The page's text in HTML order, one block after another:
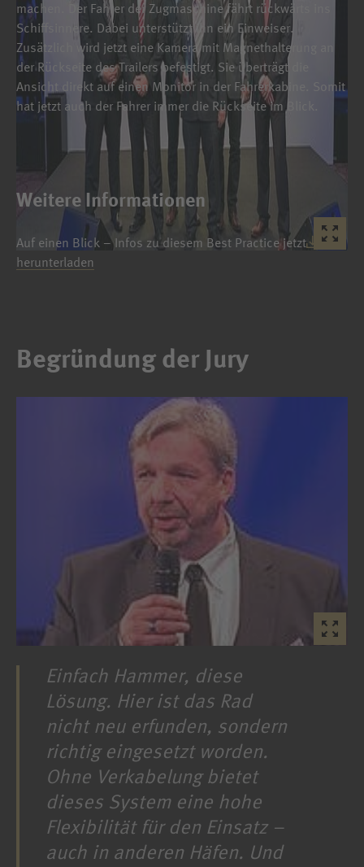
machen. Der Fahrer der Zugmaschine fährt rückwärts ins
Schiffsinnere. Dabei unterstützt ihn ein Einweiser.
Zusätzlich wird jetzt eine Kamera mit Magnethalterung an
der Rückseite des Trailers befestigt. Sie überträgt die
Ansicht direkt auf einen Monitor in der Fahrerkabine. Somit
hat jetzt auch der Fahrer immer die Rückseite im Blick.
Weitere Informationen
Auf einen Blick – Infos zu diesem Best Practice jetzt
herunterladen
Begründung der Jury
Einfach Hammer, diese
Lösung. Hier ist das Rad
nicht neu erfunden, sondern
richtig eingesetzt worden.
Ohne Verkabelung bietet
dieses System eine hohe
Flexibilität für den Einsatz –
auch in anderen Häfen. Und